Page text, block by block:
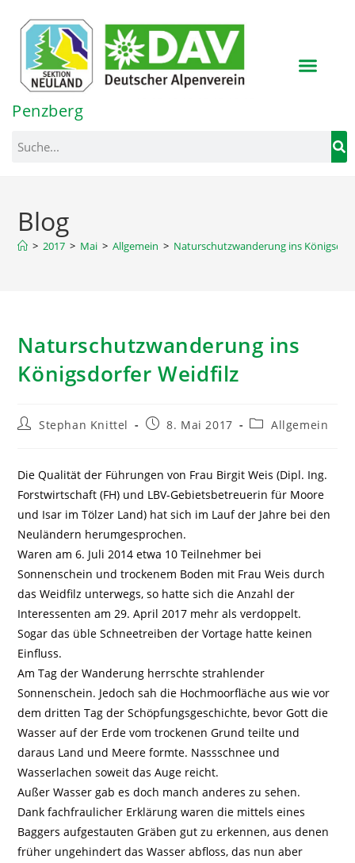
springen
Penzberg
Blog
> 2017 > Mai > Allgemein > Naturschutzwanderung ins
Naturschutzwanderung ins
Königsdorfer Weidfilz
Stephan Knittel 8. Mai 2017 Allgemein
Die Qualität der Führungen von Frau Birgit Weis (Dipl. Ing.
Forstwirtschaft (FH) und LBV-Gebietsbetreuerin für Moore
und Isar im Tölzer Land) hat sich im Lauf der Jahre bei den
Neuländern herumgesprochen.
Waren am 6. Juli 2014 etwa 10 Teilnehmer bei
Sonnenschein und trockenem Boden mit Frau Weis durch
das Weidfilz unterwegs, so hatte sich die Anzahl der
Interessenten am 29. April 2017 mehr als verdoppelt.
Sogar das üble Schneetreiben der Vortage hatte keinen
Einfluss.
Am Tag der Wanderung herrschte strahlender
Sonnenschein. Jedoch sah die Hochmoorfläche aus wie vor
dem dritten Tag der Schöpfungsgeschichte, bevor Gott die
Wasser auf der Erde vom trockenen Grund teilte und
daraus Land und Meere formte. Nassschnee und
Wasserlachen soweit das Auge reicht.
Außer Wasser gab es doch manch anderes zu sehen.
Dank fachfraulicher Erklärung waren die mittels eines
Baggers aufgestauten Gräben gut zu erkennen, aus denen
früher ungehindert das Wasser abfloss, das nun aber